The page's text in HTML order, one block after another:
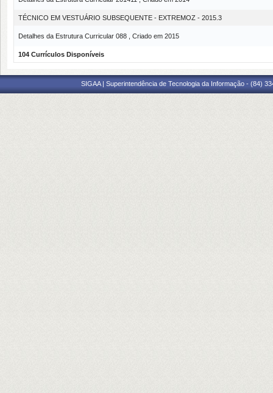
TÉCNICO EM VESTUÁRIO SUBSEQUENTE - EXTREMOZ - 2015.3
Detalhes da Estrutura Curricular 088 , Criado em 2015
104 Currículos Disponíveis
SIGAA | Superintendência de Tecnologia da Informação - (84)